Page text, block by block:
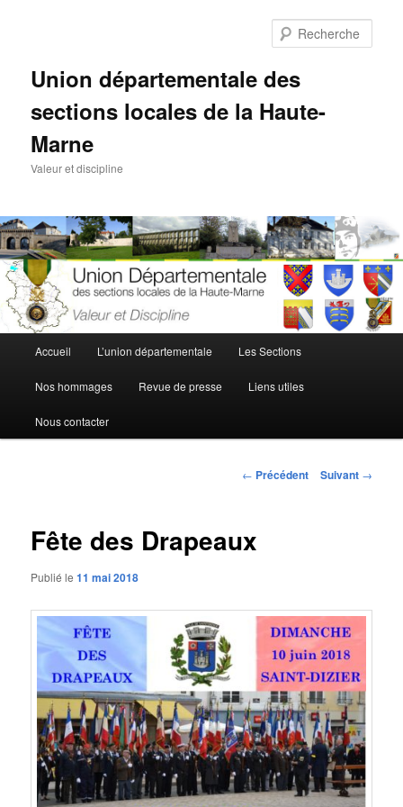
Union départementale des
sections locales de la Haute-
Marne
Valeur et discipline
principal
Accueil L’union départementale Les Sections
Nos hommages Revue de presse Liens utiles
Nous contacter
Navigation
← Précédent Suivant →
Fête des Drapeaux
Publié le11 mai 2018